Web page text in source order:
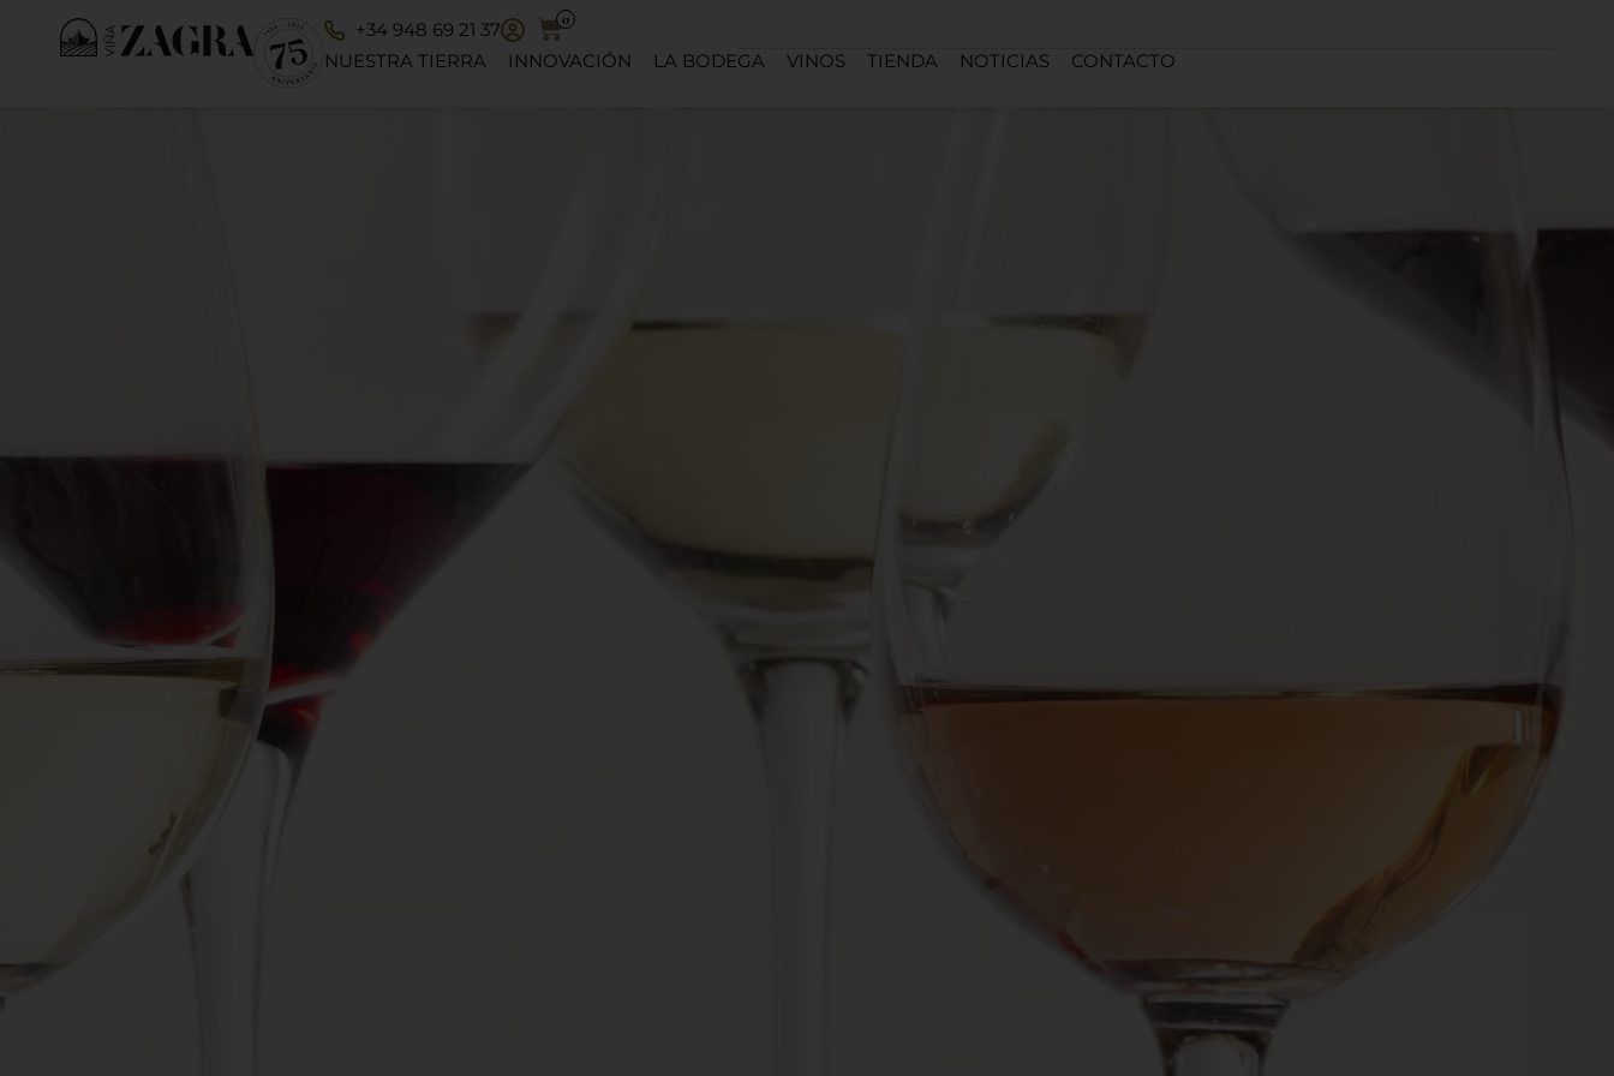
+34 948 69 21 37 0
NUESTRA TIERRA INNOVACIÓN LA BODEGA VINOS TIENDA NOTICIAS CONTACTO